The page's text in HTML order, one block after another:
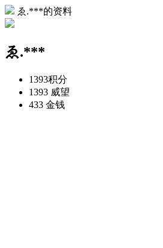
ゑ.***的资料
ゑ.***
1393积分
1393 威望
433 金钱